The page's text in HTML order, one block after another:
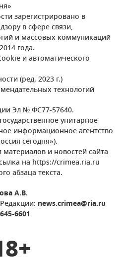
зарегистрировано в
в сфере связи,
и массовых коммуникаций
года.
и автоматического
(ред. 2023 г.)
технологий
Эл № ФС77-57640.
унитарное
информационное агентство
сегодня»).
и новостей сайта
на https://crimea.ria.ru
абзаца текста.
А.В.
news.crimea@ria.ru
6601